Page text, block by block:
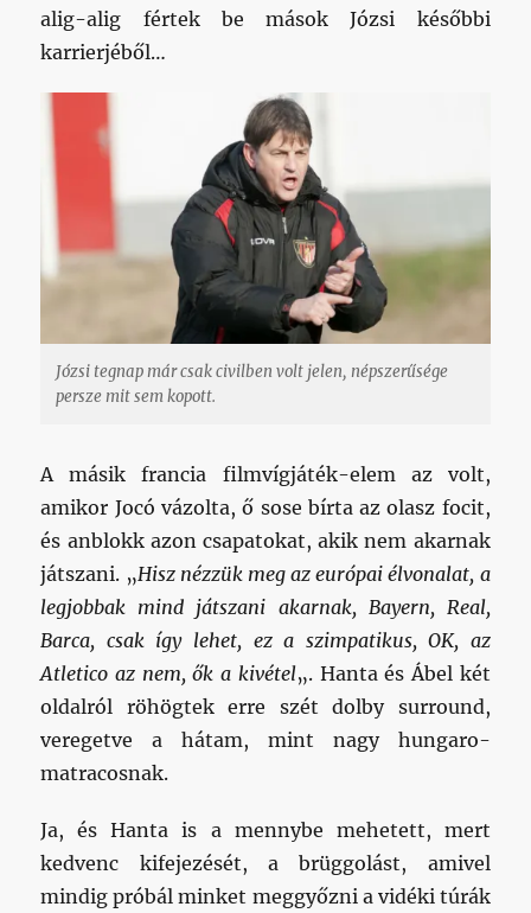
alig-alig fértek be mások Józsi későbbi
karrierjéből…
Józsi tegnap már csak civilben volt jelen, népszerűsége
persze mit sem kopott.
A másik francia filmvígjáték-elem az volt,
amikor Jocó vázolta, ő sose bírta az olasz focit,
és anblokk azon csapatokat, akik nem akarnak
játszani. „Hisz nézzük meg az európai élvonalat, a
legjobbak mind játszani akarnak, Bayern, Real,
Barca, csak így lehet, ez a szimpatikus, OK, az
Atletico az nem, ők a kivétel„. Hanta és Ábel két
oldalról röhögtek erre szét dolby surround,
veregetve a hátam, mint nagy hungaro-
matracosnak.
Ja, és Hanta is a mennybe mehetett, mert
kedvenc kifejezését, a brüggolást, amivel
mindig próbál minket meggyőzni a vidéki túrák